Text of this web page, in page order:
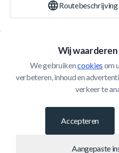
Wij
We gebruiken cookies om
verbeteren, inhoud en
verkeer te
Aangepaste
Accepteren
Klantenservice